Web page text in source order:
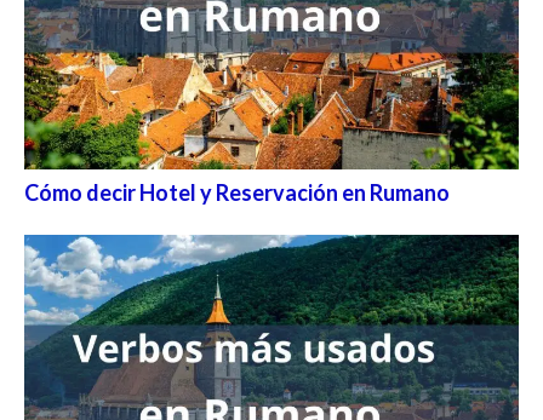
Cómo decir Hotel y Reservación en Rumano